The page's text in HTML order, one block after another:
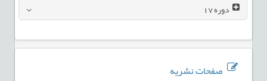
دوره17
صفحات نشریه